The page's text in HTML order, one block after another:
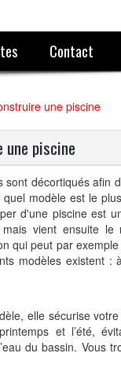
Contact
une piscine
piscine
décortiqués afin
modèle est le
d'une piscine est
vient ensuite le
qui peut par
modèles existent :
elle sécurise
et l’été,
du bassin. Vous